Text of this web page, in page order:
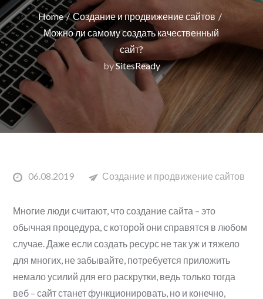
Home
Создание и продвижение сайтов
Можно ли самому создать качественный
сайт?
bySitesReady
Posted06.08.2019 Создание и продвижение сайтов
Многие люди считают, что создание сайта – это
обычная процедура, с которой они справятся в любом
случае. Даже если создать ресурс не так уж и тяжело
для многих, не забывайте, потребуется приложить
немало усилий для его раскрутки, ведь только тогда
веб – сайт станет функционировать, но и конечно,